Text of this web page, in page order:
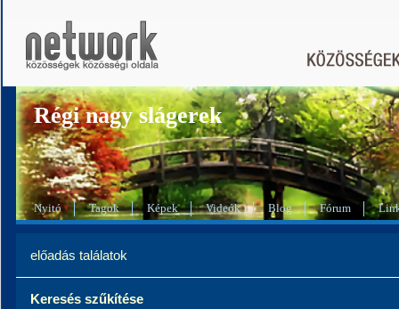
Régi nagy slágerek
Nyitó Tagok Képek Videók Blog Fórum
előadás találatok
Keresés szűkítése